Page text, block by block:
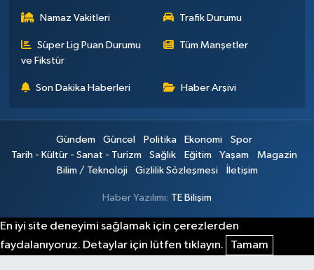
Namaz Vakitleri Trafik Durumu
Süper Lig Puan Durumu
ve Fikstür
Tüm Manşetler
Son Dakika Haberleri Haber Arşivi
Gündem Güncel Politika Ekonomi
Spor
Tarih - Kültür - Sanat - Turizm
Sağlık Eğitim Yaşam
Magazin
Bilim / Teknoloji
Gizlilik Sözleşmesi İletişim
Haber Yazılımı: TE Bilişim
En iyi site deneyimi sağlamak için çerezlerden
faydalanıyoruz. Detaylar için lütfen tıklayın.
Tamam